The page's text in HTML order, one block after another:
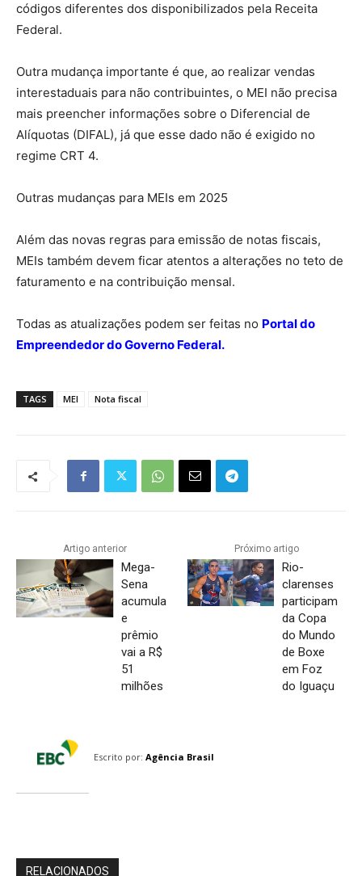
códigos diferentes dos disponibilizados pela Receita
Federal.
Outra mudança importante é que, ao realizar vendas
interestaduais para não contribuintes, o MEI não precisa
mais preencher informações sobre o Diferencial de
Alíquotas (DIFAL), já que esse dado não é exigido no
regime CRT 4.
Outras mudanças para MEIs em 2025
Além das novas regras para emissão de notas fiscais,
MEIs também devem ficar atentos a alterações no teto de
faturamento e na contribuição mensal.
Todas as atualizações podem ser feitas no Portal do
Empreendedor do Governo Federal.
TAGS MEI Nota fiscal
Artigo anterior
Mega-
Sena
acumula
e
prêmio
vai a R$
51
milhões
Próximo artigo
Rio-
clarenses
participam
da Copa
do Mundo
de Boxe
em Foz
do Iguaçu
Escrito por: Agência Brasil
RELACIONADOS